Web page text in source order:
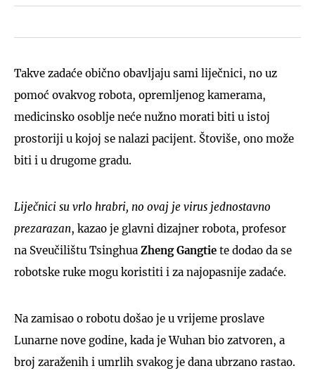
Takve zadaće obično obavljaju sami liječnici, no uz
pomoć ovakvog robota, opremljenog kamerama,
medicinsko osoblje neće nužno morati biti u istoj
prostoriji u kojoj se nalazi pacijent. Štoviše, ono može
biti i u drugome gradu.
Liječnici su vrlo hrabri, no ovaj je virus jednostavno
prezarazan, kazao je glavni dizajner robota, profesor
na Sveučilištu Tsinghua Zheng Gangtie te dodao da se
robotske ruke mogu koristiti i za najopasnije zadaće.
Na zamisao o robotu došao je u vrijeme proslave
Lunarne nove godine, kada je Wuhan bio zatvoren, a
broj zaraženih i umrlih svakog je dana ubrzano rastao.